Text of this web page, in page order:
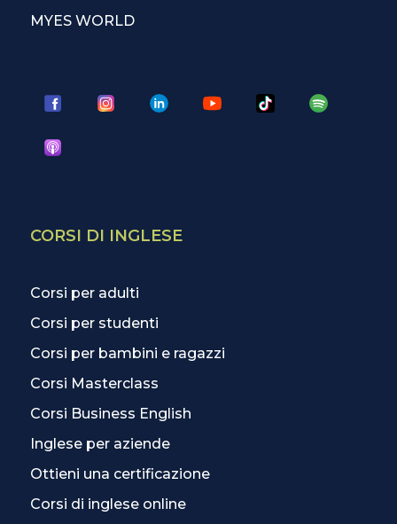
MYES WORLD
CORSI DI INGLESE
Corsi per adulti
Corsi per studenti
Corsi per bambini e ragazzi
Corsi Masterclass
Corsi Business English
Inglese per aziende
Ottieni una certificazione
Corsi di inglese online